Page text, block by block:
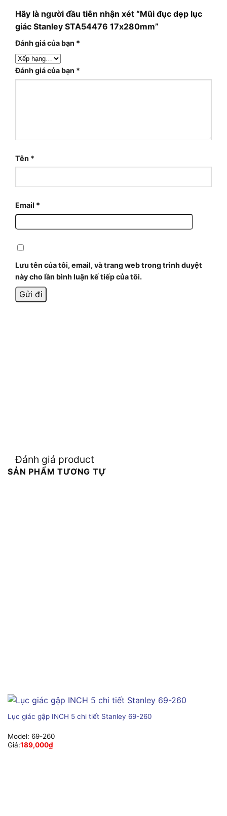
Hãy là người đầu tiên nhận xét “Mũi đục dẹp lục
giác Stanley STA54476 17x280mm”
Đánh giá của bạn *
Đánh giá của bạn *
Tên *
Email *
Lưu tên của tôi, email, và trang web trong trình duyệt
này cho lần bình luận kế tiếp của tôi.
Đánh giá product
SẢN PHẨM TƯƠNG TỰ
Lục giác gập INCH 5 chi tiết Stanley 69-260
Model: 69-260
Giá:189,000₫